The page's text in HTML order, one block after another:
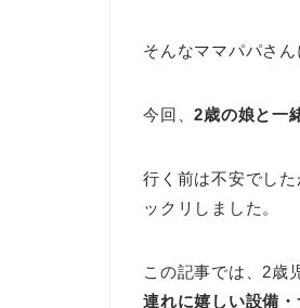
そんなママパパさん
今回、2歳の娘と一
行く前は不安でし
ックリしました。
この記事では、2歳
連れに嬉しい設備・